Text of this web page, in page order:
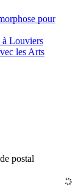
pour
à Louviers
les Arts
postal